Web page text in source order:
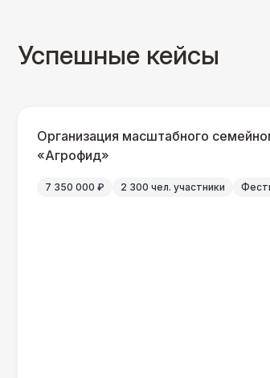
Успешные кейсы
Организация масштабного
«Агрофид»
7 350 000 ₽ 2 300 чел. участники